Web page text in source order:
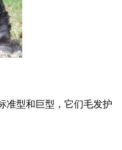
准型和巨型，它们毛发护